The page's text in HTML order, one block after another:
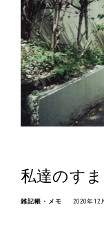
私達のす
雑記帳・メモ 2020年12